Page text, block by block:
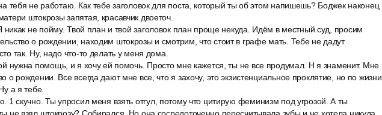
тебя не работаю. Как тебе заголовок для поста, который ты об этом напишешь? Боджек наконец
штокрозы запятая, красавчик двоеточ.
никак не пойму. Твой план и твой заголовок план проще некуда. Идём в местный суд, просим
о рождении, находим штокрозы и смотрим, что стоит в графе мать. Тебе не дадут
так. Ну, надо что-то делать у меня дома.
нужна помощь, и я хочу ей помочь. Просто мне кажется, ты не все продумал. Н я знаменит. Мне
о рождении. Все всегда дают мне все, что я захочу, это экзистенциальное проклятие, но по жизни
а я тебе.
1 скучно. Ты упросил меня взять отгул, потому что цитирую феминизм под угрозой. А ты